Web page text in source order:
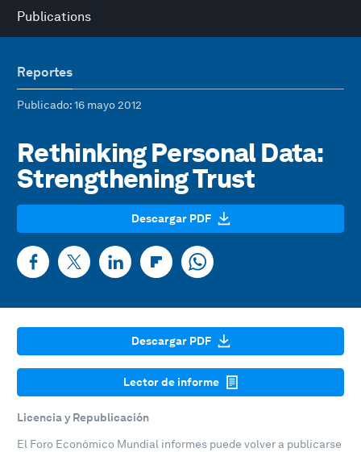
Publications
Reportes
Publicado: 16 mayo 2012
Rethinking Personal Data:
Strengthening Trust
Descargar PDF
Descargar PDF
Lector de informe
Licencia y Republicación
El Foro Económico Mundial informes puede volver a publicarse